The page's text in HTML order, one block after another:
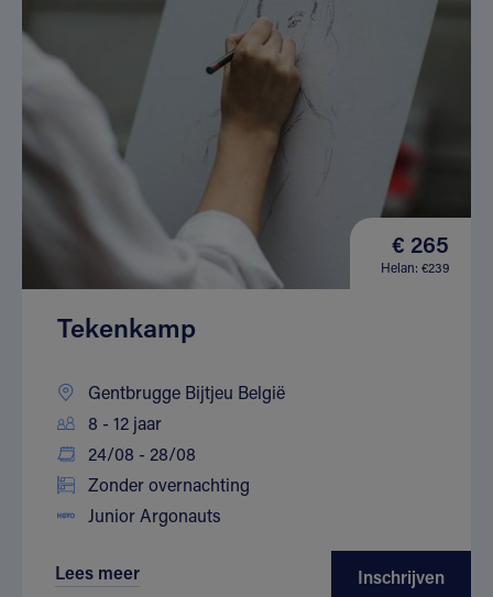
€ 265
Helan: €239
Tekenkamp
Gentbrugge Bijtjeu België
8 - 12 jaar
24/08 - 28/08
Zonder overnachting
Junior Argonauts
Lees meer Inschrijven